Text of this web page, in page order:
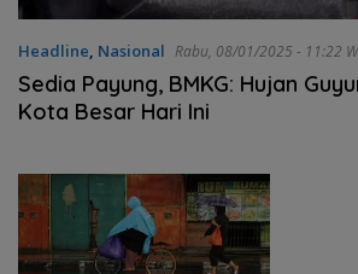
Headline, Nasional Rabu, 08/01/2025 - 11:22
Sedia Payung, BMKG: Hujan
Kota Besar Hari Ini